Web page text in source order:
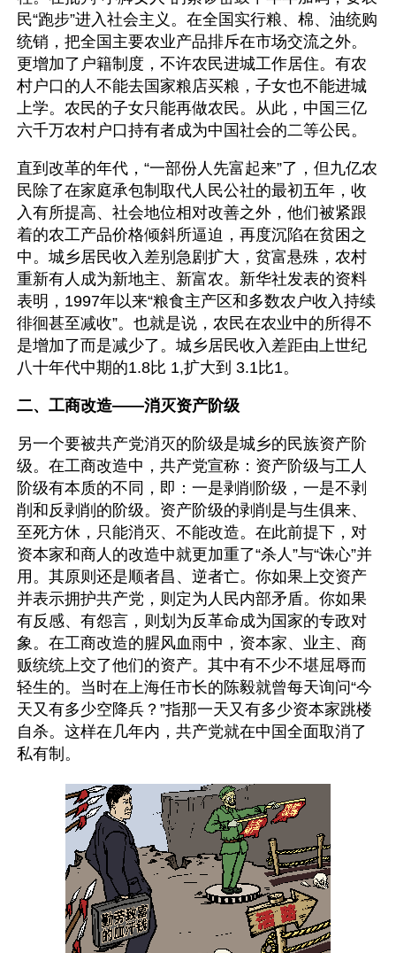
民“跑步”进入社会主义。在全国实行粮、棉、油统购
统销，把全国主要农业产品排斥在市场交流之外。
更增加了户籍制度，不许农民进城工作居住。有农
村户口的人不能去国家粮店买粮，子女也不能进城
上学。农民的子女只能再做农民。从此，中国三亿
六千万农村户口持有者成为中国社会的二等公民。
直到改革的年代，“一部份人先富起来”了，但九亿农
民除了在家庭承包制取代人民公社的最初五年，收
入有所提高、社会地位相对改善之外，他们被紧跟
着的农工产品价格倾斜所逼迫，再度沉陷在贫困之
中。城乡居民收入差别急剧扩大，贫富悬殊，农村
重新有人成为新地主、新富农。新华社发表的资料
表明，1997年以来“粮食主产区和多数农户收入持续
徘徊甚至减收”。也就是说，农民在农业中的所得不
是增加了而是减少了。城乡居民收入差距由上世纪
八十年代中期的1.8比 1,扩大到 3.1比1。
二、工商改造——消灭资产阶级
另一个要被共产党消灭的阶级是城乡的民族资产阶
级。在工商改造中，共产党宣称：资产阶级与工人
阶级有本质的不同，即：一是剥削阶级，一是不剥
削和反剥削的阶级。资产阶级的剥削是与生俱来、
至死方休，只能消灭、不能改造。在此前提下，对
资本家和商人的改造中就更加重了“杀人”与“诛心”并
用。其原则还是顺者昌、逆者亡。你如果上交资产
并表示拥护共产党，则定为人民内部矛盾。你如果
有反感、有怨言，则划为反革命成为国家的专政对
象。在工商改造的腥风血雨中，资本家、业主、商
贩统统上交了他们的资产。其中有不少不堪屈辱而
轻生的。当时在上海任市长的陈毅就曾每天询问“今
天又有多少空降兵？”指那一天又有多少资本家跳楼
自杀。这样在几年内，共产党就在中国全面取消了
私有制。